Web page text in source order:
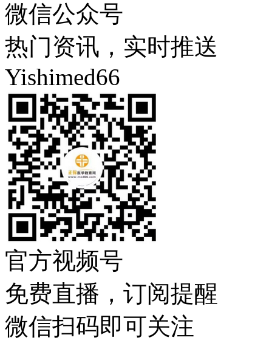
微信公众号
热门资讯，实时推送
Yishimed66
官方视频号
免费直播，订阅提醒
微信扫码即可关注